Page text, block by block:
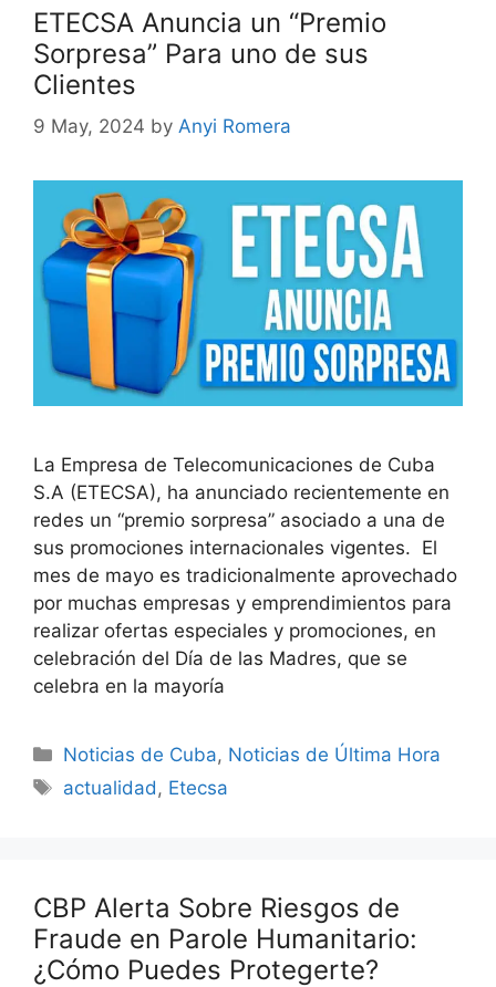
ETECSA Anuncia un “Premio
Sorpresa” Para uno de sus
Clientes
9 May, 2024 by Anyi Romera
La Empresa de Telecomunicaciones de Cuba
S.A (ETECSA), ha anunciado recientemente en
redes un “premio sorpresa” asociado a una de
sus promociones internacionales vigentes. El
mes de mayo es tradicionalmente aprovechado
por muchas empresas y emprendimientos para
realizar ofertas especiales y promociones, en
celebración del Día de las Madres, que se
celebra en la mayoría
Categories
Noticias de Cuba, Noticias de Última Hora
Tags
actualidad , Etecsa
CBP Alerta Sobre Riesgos de
Fraude en Parole Humanitario:
¿Cómo Puedes Protegerte?